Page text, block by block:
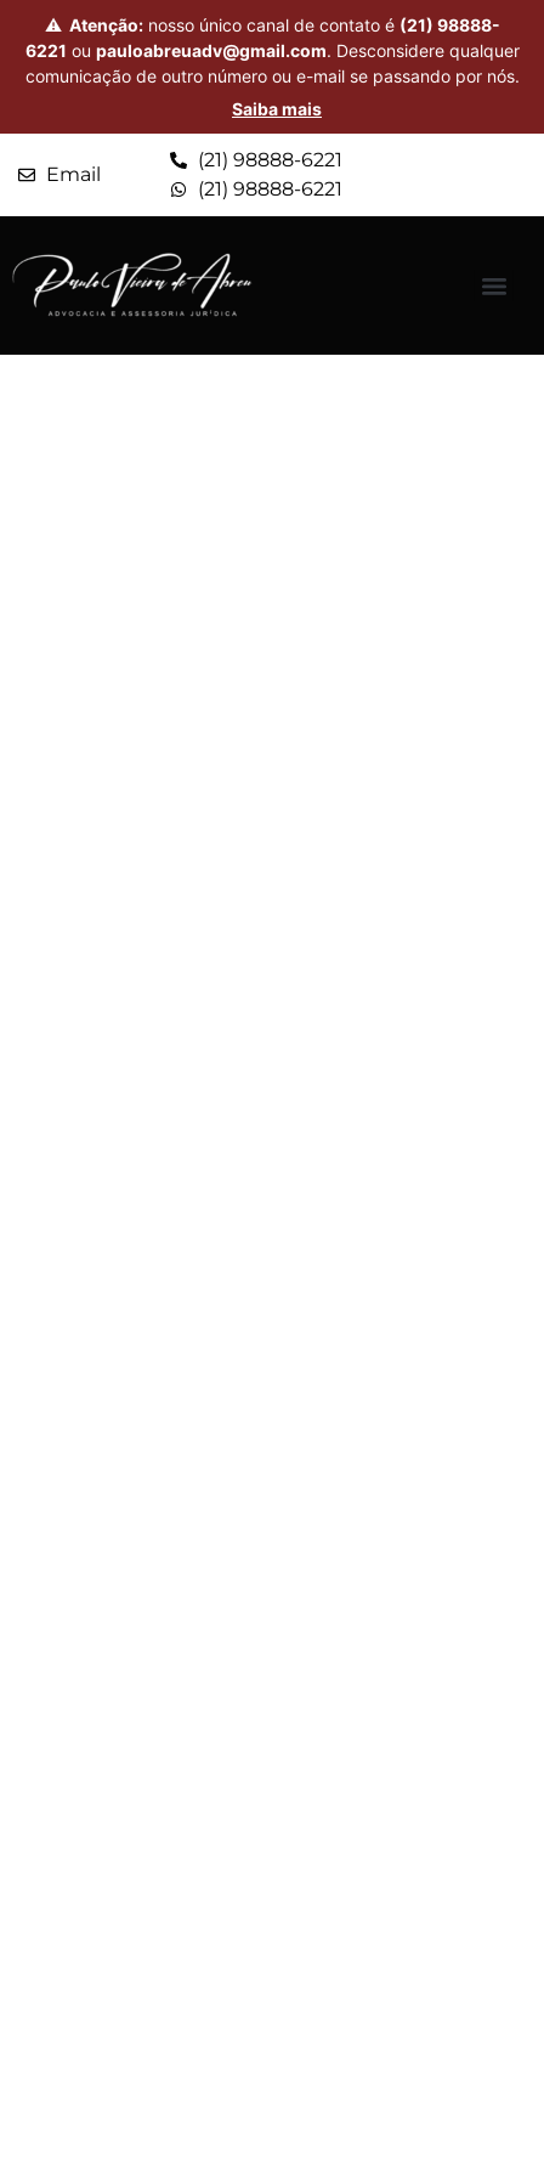
⚠ Atenção:nosso único canal de contato é (21) 98888-
6221 ou pauloabreuadv@gmail.com. Desconsidere qualquer
comunicação de outro número ou e-mail se passando por nós.
Saiba mais
Email
(21) 98888-6221
(21) 98888-6221